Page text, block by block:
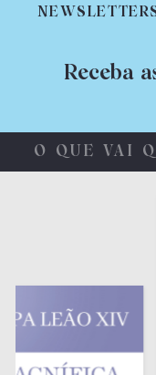
Receba
O QUE VAI